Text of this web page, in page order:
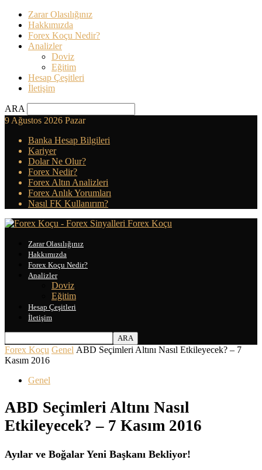
Zarar Olasılığınız
Hakkımızda
Forex Koçu Nedir?
Analizler
Doviz
Eğitim
Hesap Çeşitleri
İletişim
ARA
9 Ağustos 2026 Pazar
Banka Hesap Bilgileri
Kariyer
Dolar Ne Olur?
Forex Nedir?
Forex Altın Analizleri
Forex Anlık Yorumları
Nasıl FK Kullanırım?
Forex Koçu
Zarar Olasılığınız
Hakkımızda
Forex Koçu Nedir?
Analizler
Doviz
Eğitim
Hesap Çeşitleri
İletişim
Forex Koçu Genel ABD Seçimleri Altını Nasıl Etkileyecek? – 7
Kasım 2016
Genel
ABD Seçimleri Altını Nasıl
Etkileyecek? – 7 Kasım 2016
Ayılar ve Boğalar Yeni Başkanı Bekliyor!